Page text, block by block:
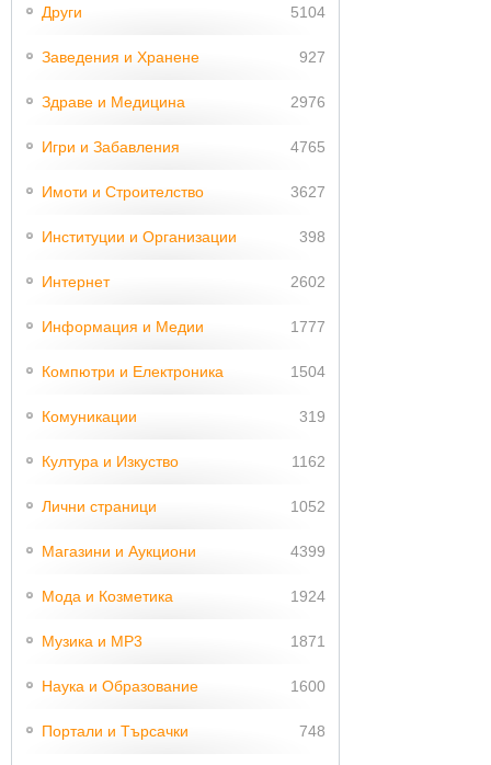
Други 5104
Заведения и Хранене 927
Здраве и Медицина 2976
Игри и Забавления 4765
Имоти и Строителство 3627
Институции и Организации 398
Интернет 2602
Информация и Медии 1777
Компютри и Електроника 1504
Комуникации 319
Култура и Изкуство 1162
Лични страници 1052
Магазини и Аукциони 4399
Мода и Козметика 1924
Музика и MP3 1871
Наука и Образование 1600
Портали и Търсачки 748